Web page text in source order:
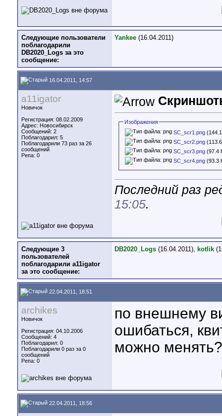
Следующие пользователи
поблагодарили
DB2020_Logs за это
сообщение:
Yankee (16.04.2011)
16.04.2011, 14:57
a11igator
Новичок
Регистрация: 08.02.2009
Адрес: Новосибирск
Сообщений: 2
Поблагодарил: 5
Поблагодарили 73 раз за 26
сообщений
Репа: 0
Изображения
SC_scr1.png
SC_scr2.png
SC_scr3.png (97.4
SC_scr4.png (93.3
Последний раз
15:05.
Следующие 3
пользователей
поблагодарили a11igator
за это сообщение:
DB2020_Logs (16.04.2011), kotlik
22.04.2011, 18:51
archikes
Новичок
Регистрация: 04.10.2006
Сообщений: 4
Поблагодарил: 0
Поблагодарили 0 раз за 0
сообщений
Репа: 0
по внешнему
ошибаться,
можно менять?
22.04.2011, 18:56